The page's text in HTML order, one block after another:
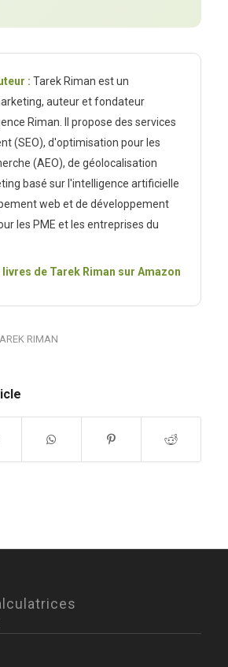
: Tarek Riman est un
auteur et fondateur
Riman. Il propose des services
(SEO), d'optimisation pour les
(AEO), de géolocalisation
basé sur l'intelligence artificielle
web et de développement
les PME et les entreprises du
de Tarek Riman sur Amazon
RIMAN